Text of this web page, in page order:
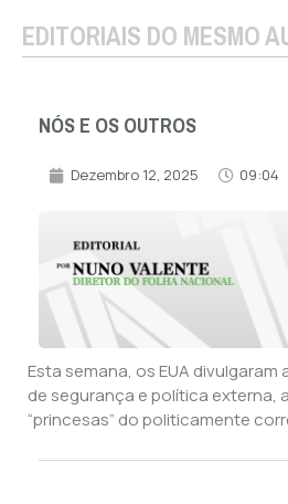
EDITORIAIS DO MESMO
NÓS E OS OUTROS
Dezembro 12, 2025 09:04
Esta semana, os EUA
de segurança e política externa,
“princesas” do politicamente